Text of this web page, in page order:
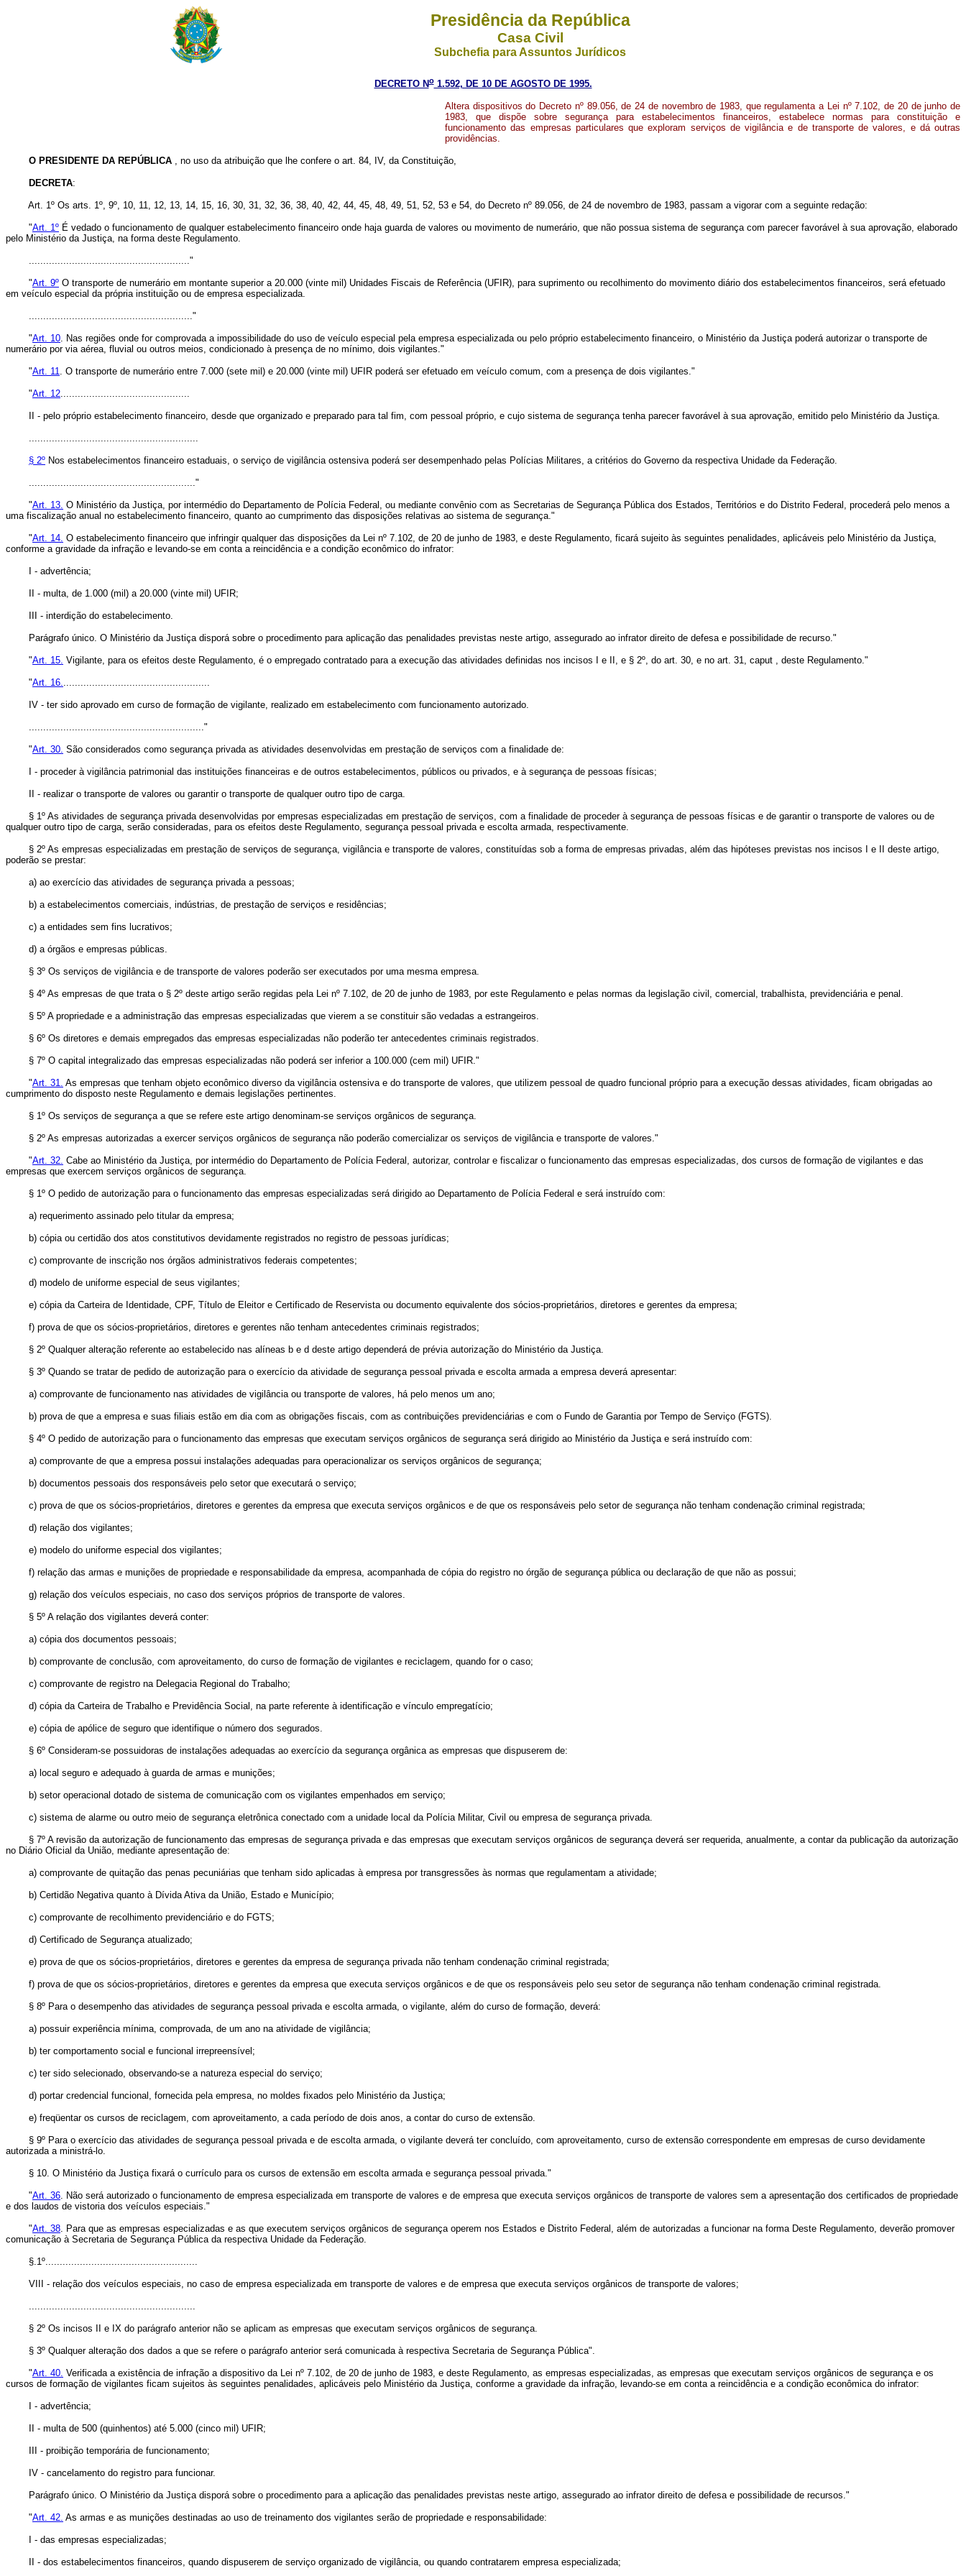
Presidência da República
Casa Civil
Subchefia para Assuntos Jurídicos
DECRETO No1.592, DE 10 DE AGOSTO DE 1995.
Altera dispositivos do Decreto nº 89.056, de 24 de novembro de 1983, que regulamenta a Lei nº 7.102, de 20 de junho de
1983, que dispõe sobre segurança para estabelecimentos financeiros, estabelece normas para constituição e
funcionamento das empresas particulares que exploram serviços de vigilância e de transporte de valores, e dá outras
providências.
O PRESIDENTE DA REPÚBLICA , no uso da atribuição que lhe confere o art. 84, IV, da Constituição,
DECRETA:
Art. 1º Os arts. 1º, 9º, 10, 11, 12, 13, 14, 15, 16, 30, 31, 32, 36, 38, 40, 42, 44, 45, 48, 49, 51, 52, 53 e 54, do Decreto nº 89.056, de 24 de novembro de 1983, passam a vigorar com a seguinte redação:
"Art. 1º É vedado o funcionamento de qualquer estabelecimento financeiro onde haja guarda de valores ou movimento de numerário, que não possua sistema de segurança com parecer favorável à sua aprovação, elaborado
pelo Ministério da Justiça, na forma deste Regulamento.
........................................................"
"Art. 9º O transporte de numerário em montante superior a 20.000 (vinte mil) Unidades Fiscais de Referência (UFIR), para suprimento ou recolhimento do movimento diário dos estabelecimentos financeiros, será efetuado
em veículo especial da própria instituição ou de empresa especializada.
........................................................."
"Art. 10. Nas regiões onde for comprovada a impossibilidade do uso de veículo especial pela empresa especializada ou pelo próprio estabelecimento financeiro, o Ministério da Justiça poderá autorizar o transporte de
numerário por via aérea, fluvial ou outros meios, condicionado à presença de no mínimo, dois vigilantes."
"Art. 11. O transporte de numerário entre 7.000 (sete mil) e 20.000 (vinte mil) UFIR poderá ser efetuado em veículo comum, com a presença de dois vigilantes."
"Art. 12.............................................
II - pelo próprio estabelecimento financeiro, desde que organizado e preparado para tal fim, com pessoal próprio, e cujo sistema de segurança tenha parecer favorável à sua aprovação, emitido pelo Ministério da Justiça.
...........................................................
§ 2º Nos estabelecimentos financeiro estaduais, o serviço de vigilância ostensiva poderá ser desempenhado pelas Polícias Militares, a critérios do Governo da respectiva Unidade da Federação.
.........................................................."
"Art. 13. O Ministério da Justiça, por intermédio do Departamento de Polícia Federal, ou mediante convênio com as Secretarias de Segurança Pública dos Estados, Territórios e do Distrito Federal, procederá pelo menos a
uma fiscalização anual no estabelecimento financeiro, quanto ao cumprimento das disposições relativas ao sistema de segurança."
"Art. 14. O estabelecimento financeiro que infringir qualquer das disposições da Lei nº 7.102, de 20 de junho de 1983, e deste Regulamento, ficará sujeito às seguintes penalidades, aplicáveis pelo Ministério da Justiça,
conforme a gravidade da infração e levando-se em conta a reincidência e a condição econômico do infrator:
I - advertência;
II - multa, de 1.000 (mil) a 20.000 (vinte mil) UFIR;
III - interdição do estabelecimento.
Parágrafo único. O Ministério da Justiça disporá sobre o procedimento para aplicação das penalidades previstas neste artigo, assegurado ao infrator direito de defesa e possibilidade de recurso."
"Art. 15. Vigilante, para os efeitos deste Regulamento, é o empregado contratado para a execução das atividades definidas nos incisos I e II, e § 2º, do art. 30, e no art. 31, caput , deste Regulamento."
"Art. 16....................................................
IV - ter sido aprovado em curso de formação de vigilante, realizado em estabelecimento com funcionamento autorizado.
............................................................."
"Art. 30. São considerados como segurança privada as atividades desenvolvidas em prestação de serviços com a finalidade de:
I - proceder à vigilância patrimonial das instituições financeiras e de outros estabelecimentos, públicos ou privados, e à segurança de pessoas físicas;
II - realizar o transporte de valores ou garantir o transporte de qualquer outro tipo de carga.
§ 1º As atividades de segurança privada desenvolvidas por empresas especializadas em prestação de serviços, com a finalidade de proceder à segurança de pessoas físicas e de garantir o transporte de valores ou de
qualquer outro tipo de carga, serão consideradas, para os efeitos deste Regulamento, segurança pessoal privada e escolta armada, respectivamente.
§ 2º As empresas especializadas em prestação de serviços de segurança, vigilância e transporte de valores, constituídas sob a forma de empresas privadas, além das hipóteses previstas nos incisos I e II deste artigo,
poderão se prestar:
a) ao exercício das atividades de segurança privada a pessoas;
b) a estabelecimentos comerciais, indústrias, de prestação de serviços e residências;
c) a entidades sem fins lucrativos;
d) a órgãos e empresas públicas.
§ 3º Os serviços de vigilância e de transporte de valores poderão ser executados por uma mesma empresa.
§ 4º As empresas de que trata o § 2º deste artigo serão regidas pela Lei nº 7.102, de 20 de junho de 1983, por este Regulamento e pelas normas da legislação civil, comercial, trabalhista, previdenciária e penal.
§ 5º A propriedade e a administração das empresas especializadas que vierem a se constituir são vedadas a estrangeiros.
§ 6º Os diretores e demais empregados das empresas especializadas não poderão ter antecedentes criminais registrados.
§ 7º O capital integralizado das empresas especializadas não poderá ser inferior a 100.000 (cem mil) UFIR."
"Art. 31. As empresas que tenham objeto econômico diverso da vigilância ostensiva e do transporte de valores, que utilizem pessoal de quadro funcional próprio para a execução dessas atividades, ficam obrigadas ao
cumprimento do disposto neste Regulamento e demais legislações pertinentes.
§ 1º Os serviços de segurança a que se refere este artigo denominam-se serviços orgânicos de segurança.
§ 2º As empresas autorizadas a exercer serviços orgânicos de segurança não poderão comercializar os serviços de vigilância e transporte de valores."
"Art. 32. Cabe ao Ministério da Justiça, por intermédio do Departamento de Polícia Federal, autorizar, controlar e fiscalizar o funcionamento das empresas especializadas, dos cursos de formação de vigilantes e das
empresas que exercem serviços orgânicos de segurança.
§ 1º O pedido de autorização para o funcionamento das empresas especializadas será dirigido ao Departamento de Polícia Federal e será instruído com:
a) requerimento assinado pelo titular da empresa;
b) cópia ou certidão dos atos constitutivos devidamente registrados no registro de pessoas jurídicas;
c) comprovante de inscrição nos órgãos administrativos federais competentes;
d) modelo de uniforme especial de seus vigilantes;
e) cópia da Carteira de Identidade, CPF, Título de Eleitor e Certificado de Reservista ou documento equivalente dos sócios-proprietários, diretores e gerentes da empresa;
f) prova de que os sócios-proprietários, diretores e gerentes não tenham antecedentes criminais registrados;
§ 2º Qualquer alteração referente ao estabelecido nas alíneas b e d deste artigo dependerá de prévia autorização do Ministério da Justiça.
§ 3º Quando se tratar de pedido de autorização para o exercício da atividade de segurança pessoal privada e escolta armada a empresa deverá apresentar:
a) comprovante de funcionamento nas atividades de vigilância ou transporte de valores, há pelo menos um ano;
b) prova de que a empresa e suas filiais estão em dia com as obrigações fiscais, com as contribuições previdenciárias e com o Fundo de Garantia por Tempo de Serviço (FGTS).
§ 4º O pedido de autorização para o funcionamento das empresas que executam serviços orgânicos de segurança será dirigido ao Ministério da Justiça e será instruído com:
a) comprovante de que a empresa possui instalações adequadas para operacionalizar os serviços orgânicos de segurança;
b) documentos pessoais dos responsáveis pelo setor que executará o serviço;
c) prova de que os sócios-proprietários, diretores e gerentes da empresa que executa serviços orgânicos e de que os responsáveis pelo setor de segurança não tenham condenação criminal registrada;
d) relação dos vigilantes;
e) modelo do uniforme especial dos vigilantes;
f) relação das armas e munições de propriedade e responsabilidade da empresa, acompanhada de cópia do registro no órgão de segurança pública ou declaração de que não as possui;
g) relação dos veículos especiais, no caso dos serviços próprios de transporte de valores.
§ 5º A relação dos vigilantes deverá conter:
a) cópia dos documentos pessoais;
b) comprovante de conclusão, com aproveitamento, do curso de formação de vigilantes e reciclagem, quando for o caso;
c) comprovante de registro na Delegacia Regional do Trabalho;
d) cópia da Carteira de Trabalho e Previdência Social, na parte referente à identificação e vínculo empregatício;
e) cópia de apólice de seguro que identifique o número dos segurados.
§ 6º Consideram-se possuidoras de instalações adequadas ao exercício da segurança orgânica as empresas que dispuserem de:
a) local seguro e adequado à guarda de armas e munições;
b) setor operacional dotado de sistema de comunicação com os vigilantes empenhados em serviço;
c) sistema de alarme ou outro meio de segurança eletrônica conectado com a unidade local da Polícia Militar, Civil ou empresa de segurança privada.
§ 7º A revisão da autorização de funcionamento das empresas de segurança privada e das empresas que executam serviços orgânicos de segurança deverá ser requerida, anualmente, a contar da publicação da autorização
no Diário Oficial da União, mediante apresentação de:
a) comprovante de quitação das penas pecuniárias que tenham sido aplicadas à empresa por transgressões às normas que regulamentam a atividade;
b) Certidão Negativa quanto à Dívida Ativa da União, Estado e Município;
c) comprovante de recolhimento previdenciário e do FGTS;
d) Certificado de Segurança atualizado;
e) prova de que os sócios-proprietários, diretores e gerentes da empresa de segurança privada não tenham condenação criminal registrada;
f) prova de que os sócios-proprietários, diretores e gerentes da empresa que executa serviços orgânicos e de que os responsáveis pelo seu setor de segurança não tenham condenação criminal registrada.
§ 8º Para o desempenho das atividades de segurança pessoal privada e escolta armada, o vigilante, além do curso de formação, deverá:
a) possuir experiência mínima, comprovada, de um ano na atividade de vigilância;
b) ter comportamento social e funcional irrepreensível;
c) ter sido selecionado, observando-se a natureza especial do serviço;
d) portar credencial funcional, fornecida pela empresa, no moldes fixados pelo Ministério da Justiça;
e) freqüentar os cursos de reciclagem, com aproveitamento, a cada período de dois anos, a contar do curso de extensão.
§ 9º Para o exercício das atividades de segurança pessoal privada e de escolta armada, o vigilante deverá ter concluído, com aproveitamento, curso de extensão correspondente em empresas de curso devidamente
autorizada a ministrá-lo.
§ 10. O Ministério da Justiça fixará o currículo para os cursos de extensão em escolta armada e segurança pessoal privada."
"Art. 36. Não será autorizado o funcionamento de empresa especializada em transporte de valores e de empresa que executa serviços orgânicos de transporte de valores sem a apresentação dos certificados de propriedade
e dos laudos de vistoria dos veículos especiais."
"Art. 38. Para que as empresas especializadas e as que executem serviços orgânicos de segurança operem nos Estados e Distrito Federal, além de autorizadas a funcionar na forma Deste Regulamento, deverão promover
comunicação à Secretaria de Segurança Pública da respectiva Unidade da Federação.
§.1º.....................................................
VIII - relação dos veículos especiais, no caso de empresa especializada em transporte de valores e de empresa que executa serviços orgânicos de transporte de valores;
..........................................................
§ 2º Os incisos II e IX do parágrafo anterior não se aplicam as empresas que executam serviços orgânicos de segurança.
§ 3º Qualquer alteração dos dados a que se refere o parágrafo anterior será comunicada à respectiva Secretaria de Segurança Pública".
"Art. 40. Verificada a existência de infração a dispositivo da Lei nº 7.102, de 20 de junho de 1983, e deste Regulamento, as empresas especializadas, as empresas que executam serviços orgânicos de segurança e os
cursos de formação de vigilantes ficam sujeitos às seguintes penalidades, aplicáveis pelo Ministério da Justiça, conforme a gravidade da infração, levando-se em conta a reincidência e a condição econômica do infrator:
I - advertência;
II - multa de 500 (quinhentos) até 5.000 (cinco mil) UFIR;
III - proibição temporária de funcionamento;
IV - cancelamento do registro para funcionar.
Parágrafo único. O Ministério da Justiça disporá sobre o procedimento para a aplicação das penalidades previstas neste artigo, assegurado ao infrator direito de defesa e possibilidade de recursos."
"Art. 42. As armas e as munições destinadas ao uso de treinamento dos vigilantes serão de propriedade e responsabilidade:
I - das empresas especializadas;
II - dos estabelecimentos financeiros, quando dispuserem de serviço organizado de vigilância, ou quando contratarem empresa especializada;